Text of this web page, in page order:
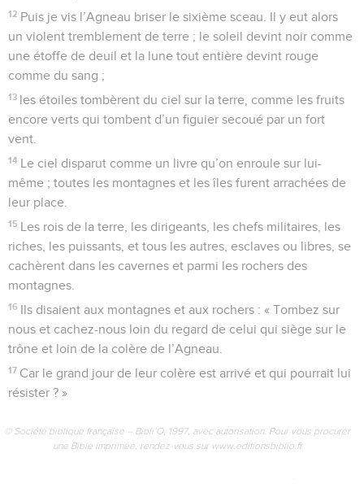
12 Puis je vis l’Agneau briser le sixième sceau. Il y eut alors
un violent tremblement de terre ; le soleil devint noir comme
une étoffe de deuil et la lune tout entière devint rouge
comme du sang ;
13 les étoiles tombèrent du ciel sur la terre, comme les fruits
encore verts qui tombent d’un figuier secoué par un fort
vent.
14 Le ciel disparut comme un livre qu’on enroule sur lui-
même ; toutes les montagnes et les îles furent arrachées de
leur place.
15 Les rois de la terre, les dirigeants, les chefs militaires, les
riches, les puissants, et tous les autres, esclaves ou libres, se
cachèrent dans les cavernes et parmi les rochers des
montagnes.
16 Ils disaient aux montagnes et aux rochers : « Tombez sur
nous et cachez-nous loin du regard de celui qui siège sur le
trône et loin de la colère de l’Agneau.
17 Car le grand jour de leur colère est arrivé et qui pourrait lui
résister ? »
© Société biblique française – Bibli’O, 1997, avec autorisation. Pour vous procurer
une Bible imprimée, rendez-vous sur www.editionsbiblio.fr